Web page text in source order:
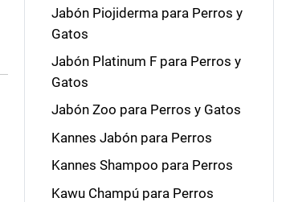
Jabón Piojiderma para Perros y
Gatos
Jabón Platinum F para Perros y
Gatos
Jabón Zoo para Perros y Gatos
Kannes Jabón para Perros
Kannes Shampoo para Perros
Kawu Champú para Perros